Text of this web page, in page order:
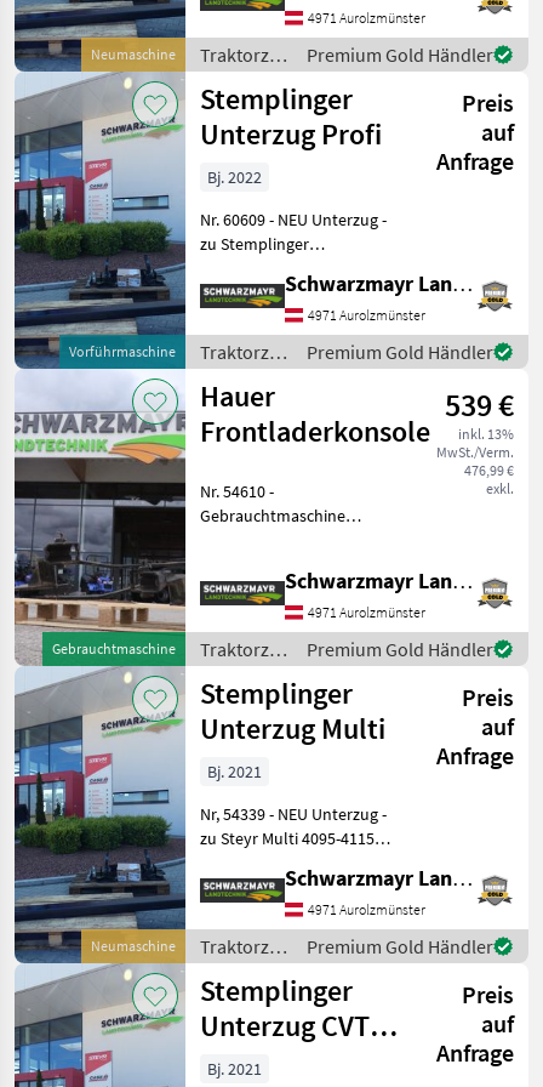
Neumaschine
das Gerät/Maschine gerne
und bittet um
Terminabsprache zwecks
4971 Aurolzmünster
Traktorzubehör
/
Stemplinger
Premium Gold Händler
Vorführmaschine
Stemplinger
Unterzug Profi
Preis
auf
Anfrage
Bj. 2022
Nr. 60609 - NEU Unterzug -
zu Stemplinger
Steyr Profi, Case Maxxum
und Case Puma Das
Verkaufsteam der Fa.
Schwarzmayr zeigt Ihnen
Schwarzmayr Landtechnik GmbH - Aurolzmünster
4971 Aurolzmünster
Traktorzubehör
/
Stemplinger
Premium Gold Händler
Gebrauchtmaschine
Hauer
Frontladerkonsole
539 €
inkl. 13%
MwSt./Verm.
476,99 €
exkl.
Nr. 54610 -
Gebrauchtmaschine
Oberrahmen Lenker Type N
Das Verkaufsteam der Fa.
Schwarzmayr zeigt Ihnen
das
Schwarzmayr Landtechnik GmbH - Aurolzmünster
4971 Aurolzmünster
Traktorzubehör
/ Hauer
Premium Gold Händler
Neumaschine
Stemplinger
Unterzug Multi
Preis
auf
Anfrage
Bj. 2021
Nr, 54339 - NEU Unterzug -
zu Steyr Multi 4095-4115
Fa. Schwarzmayr zeigt
Ihnen das Gerät/Maschine
gerne und bittet um
Terminabsprac
Schwarzmayr Landtechnik GmbH - Aurolzmünster
4971 Aurolzmünster
Traktorzubehör
/
Stemplinger
Premium Gold Händler
Stemplinger
Unterzug CVT
SWB
Preis
auf
Anfrage
Bj. 2021